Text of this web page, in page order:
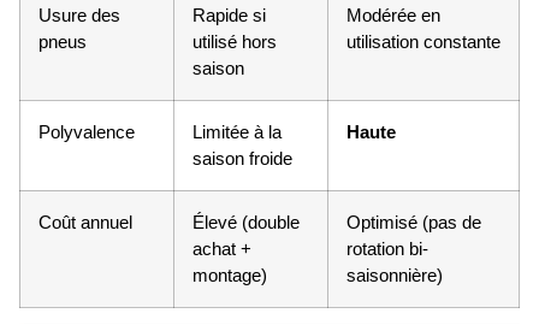
Usure des
pneus
Rapide si
utilisé hors
saison
Modérée en
utilisation constante
Polyvalence
Limitée à la
saison froide
Haute
Coût annuel
Élevé (double
achat +
montage)
Optimisé (pas de
rotation bi-
saisonnière)